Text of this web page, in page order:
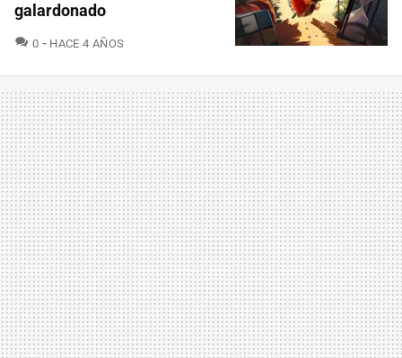
galardonado
0 COMENTARIOS
HACE 4 AÑOS